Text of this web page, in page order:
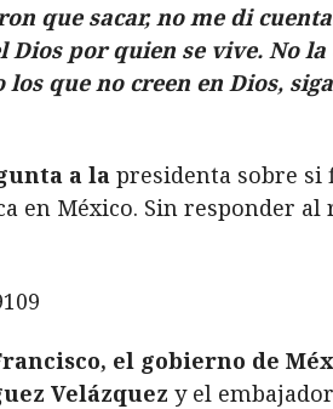
que sacar, no me di
por quien se vive. No
que no creen en Dios,
a la presidenta sobre
México. Sin responder al
el gobierno de
Velázquez y el